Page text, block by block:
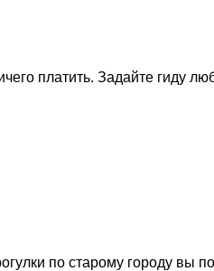
платить. Задайте гиду
по старому городу вы